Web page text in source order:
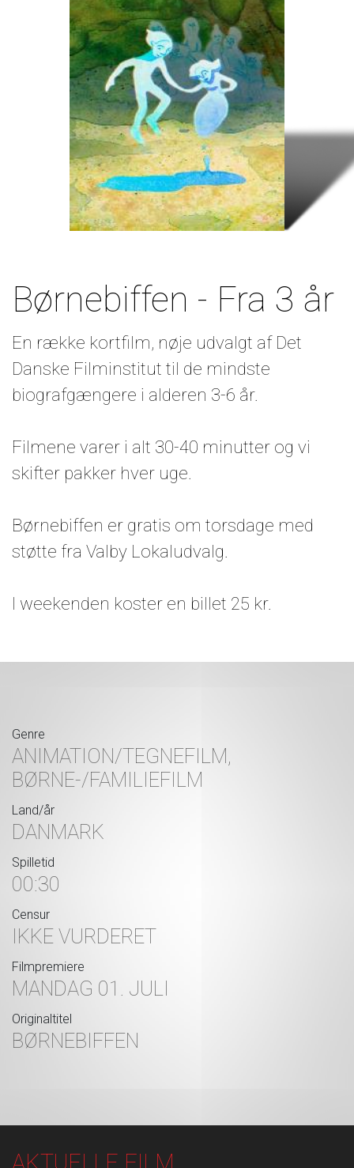
Børnebiffen - Fra 3 år
En række kortfilm, nøje udvalgt af Det
Danske Filminstitut til de mindste
biografgængere i alderen 3-6 år.
Filmene varer i alt 30-40 minutter og vi
skifter pakker hver uge.
Børnebiffen er gratis om torsdage med
støtte fra Valby Lokaludvalg.
I weekenden koster en billet 25 kr.
Genre
ANIMATION/TEGNEFILM,
BØRNE-/FAMILIEFILM
Land/år
DANMARK
Spilletid
00:30
Censur
IKKE VURDERET
Filmpremiere
MANDAG 01. JULI
Originaltitel
BØRNEBIFFEN
AKTUELLE FILM